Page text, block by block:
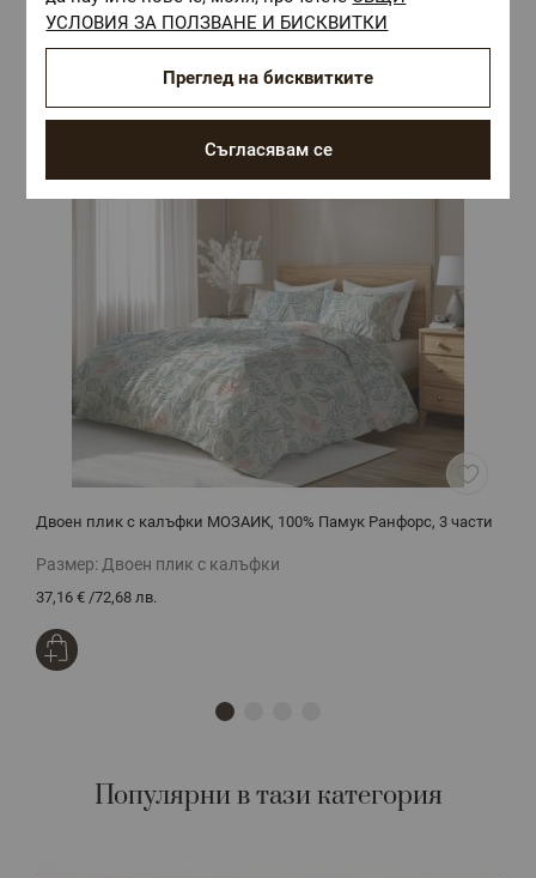
Комбинирай с
Двоен плик с калъфки МОЗАИК, 100% Памук Ранфорс, 3 части
Размер: Двоен плик с калъфки
37,16 € /72,68 лв.
Популярни в тази категория
УСЛОВИЯ ЗА ПОЛЗВАНЕ И БИСКВИТКИ
Съгласявам се
Преглед на бисквитките